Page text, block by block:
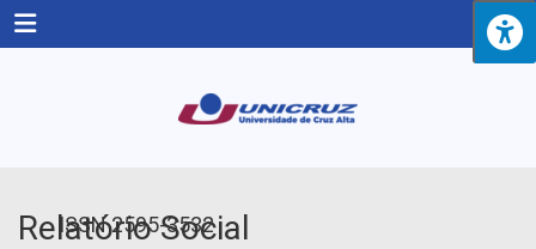
Menu
Relatório Social
ISSN 2595-3532